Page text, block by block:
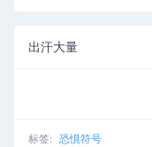
出汗大量
标签: 恐惧符号